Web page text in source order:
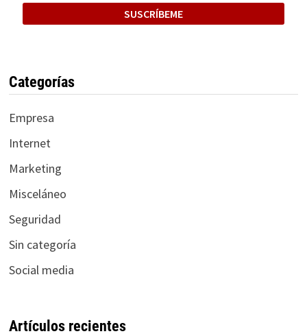
Categorías
Empresa
Internet
Marketing
Misceláneo
Seguridad
Sin categoría
Social media
Artículos recientes